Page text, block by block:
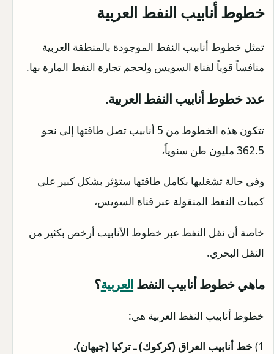
خطوط أنابيب النفط العربية
تمثل خطوط أنابيب النفط الموجودة بالمنطقة العربية
منافساً قوياً لقناة السويس ولحجم تجارة النفط المارة بها.
عدد خطوط أنابيب النفط العربية.
تتكون هذه الخطوط من 5 أنابيب تصل طاقتها إلى نحو
362.5 مليون طن سنوياً،
وفي حالة تشغليها بكامل طاقتها ستؤثر بشكل كبير على
كميات النفط المنقولة عبر قناة السويس،
خاصة أن نقل النفط عبر خطوط الأنابيب أرخص بكثير من
النقل البحري.
ماهي خطوط أنابيب النفط العربية؟
خطوط أنابيب النفط العربية هي:
1) خط أنابيب العراق (كركوك) ـ تركيا (جيهان).